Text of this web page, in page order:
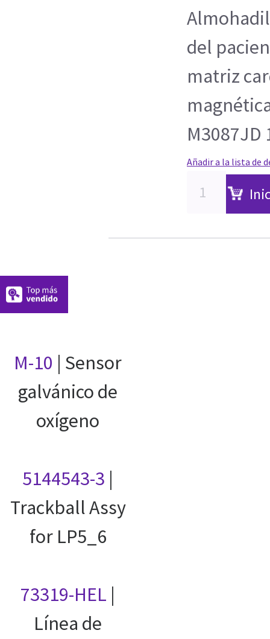
del
matriz
M3087JD
Añadir a la lista de
M-10 | Sensor
galvánico de
oxígeno
5144543-3 |
Trackball Assy
for LP5_6
73319-HEL |
Línea de